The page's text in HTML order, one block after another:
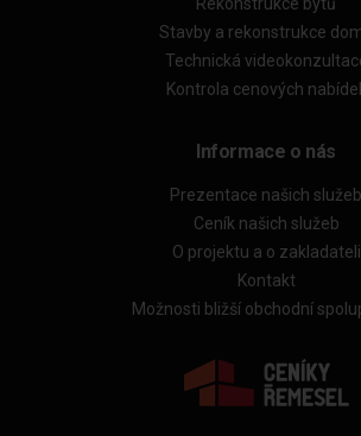
Stavby a rekonstrukce
Technická
Kontrola cenových
Informace o nás
Prezentace našich služeb
Ceník našich služeb
O projektu a o zakladateli
Kontakt
Možnosti bližší obchodní